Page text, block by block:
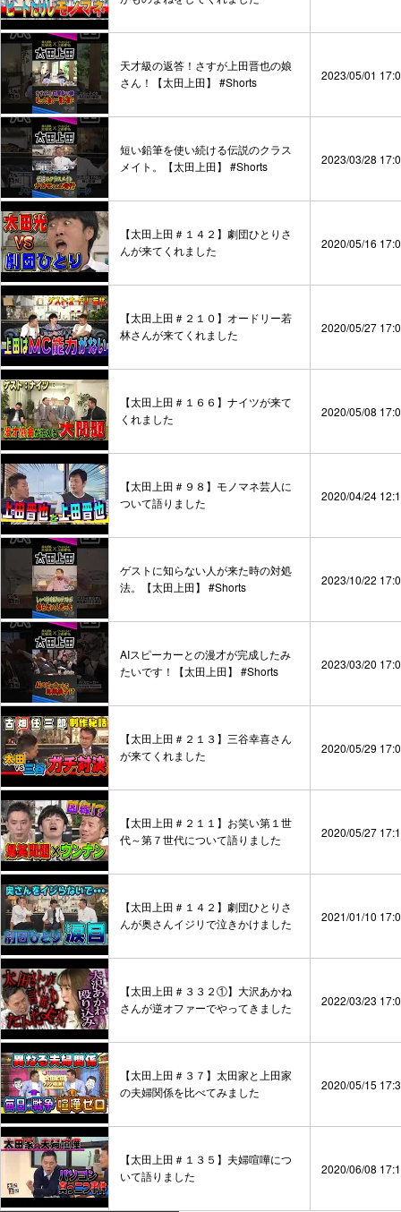
天才級の返答！さすが上田晋也の娘
さん！【太田上田】 #Shorts
2023/05/01
短い鉛筆を使い続ける伝説のクラス
メイト。【太田上田】 #Shorts
2023/03/28
【太田上田＃１４２】劇団ひとりさ
んが来てくれました
2020/05/16
【太田上田＃２１０】オードリー若
林さんが来てくれました
2020/05/27
【太田上田＃１６６】ナイツが来て
くれました
2020/05/08
【太田上田＃９８】モノマネ芸人に
ついて語りました
2020/04/24
ゲストに知らない人が来た時の対処
法。【太田上田】 #Shorts
2023/10/22
AIスピーカーとの漫才が完成したみ
たいです！【太田上田】 #Shorts
2023/03/20
【太田上田＃２１３】三谷幸喜さん
が来てくれました
2020/05/29
【太田上田＃２１１】お笑い第１世
代～第７世代について語りました
2020/05/27
【太田上田＃１４２】劇団ひとりさ
んが奥さんイジリで泣きかけました
2021/01/10
【太田上田＃３３２①】大沢あかね
さんが逆オファーでやってきました
2022/03/23
【太田上田＃３７】太田家と上田家
の夫婦関係を比べてみました
2020/05/15
【太田上田＃１３５】夫婦喧嘩につ
いて語りました
2020/06/08